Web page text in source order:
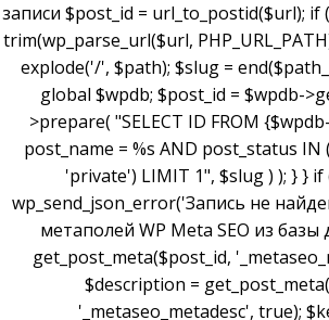
записи $post_id = url_to_postid($url); if
trim(wp_parse_url($url,
explode('/', $path); $slug =
global $wpdb; $post_id = $wpdb-
>prepare( "SELECT ID FROM
post_name = %s AND post_status
'private') LIMIT 1", $slug ) ); } } if
wp_send_json_error('Запись не
метаполей WP Meta SEO из
get_post_meta($post_id,
$description =
'_metaseo_metadesc', true);